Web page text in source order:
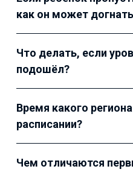
как он может догнать
Что делать, если
подошёл?
Время какого
расписании?
Чем отличаются